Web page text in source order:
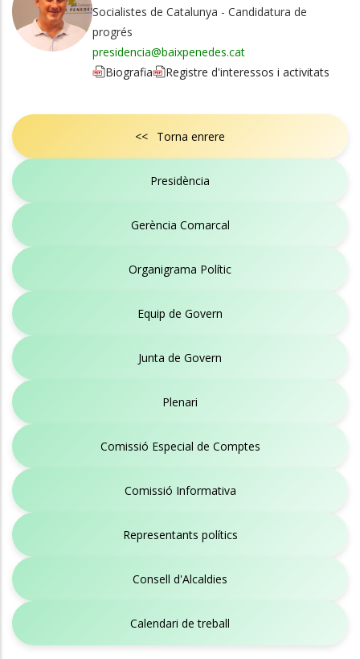
Socialistes de Catalunya - Candidatura de
progrés
presidencia@baixpenedes.cat
Biografia
Registre d'interessos i activitats
<< Torna enrere
Presidència
Gerència Comarcal
Organigrama Polític
Equip de Govern
Junta de Govern
Plenari
Comissió Especial de Comptes
Comissió Informativa
Representants polítics
Consell d'Alcaldies
Calendari de treball